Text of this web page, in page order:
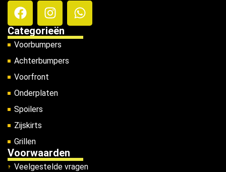
Categorieën
Voorbumpers
Achterbumpers
Voorfront
Onderplaten
Spoilers
Zijskirts
Grillen
Voorwaarden
Veelgestelde vragen